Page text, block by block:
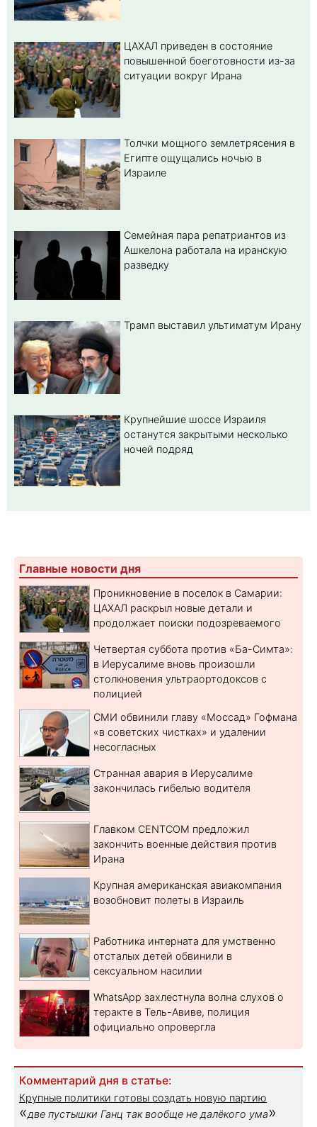
ЦАХАЛ приведен в состояние
повышенной боеготовности из-за
ситуации вокруг Ирана
Толчки мощного землетрясения в
Египте ощущались ночью в
Израиле
Семейная пара репатриантов из
Ашкелона работала на иранскую
разведку
Трамп выставил ультиматум Ирану
Крупнейшие шоссе Израиля
останутся закрытыми несколько
ночей подряд
Главные новости дня
Проникновение в поселок в Самарии:
ЦАХАЛ раскрыл новые детали и
продолжает поиски подозреваемого
Четвертая суббота против «Ба-Симта»:
в Иерусалиме вновь произошли
столкновения ультраортодоксов с
полицией
СМИ обвинили главу «Моссад» Гофмана
«в советских чистках» и удалении
несогласных
Странная авария в Иерусалиме
закончилась гибелью водителя
Главком CENTCOM предложил
закончить военные действия против
Ирана
Крупная американская авиакомпания
возобновит полеты в Израиль
Работника интерната для умственно
отсталых детей обвинили в
сексуальном насилии
WhatsApp захлестнула волна слухов о
теракте в Тель-Авиве, полиция
официально опровергла
Комментарий дня в статье:
Крупные политики готовы создать новую партию
«две пустышки Ганц так вообще не далёкого ума»